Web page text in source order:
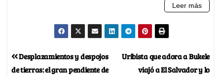
Uribista que adora a Bukele
viajó a El Salvador y lo
Desplazamientos y despojos
de tierras: el gran pendiente de